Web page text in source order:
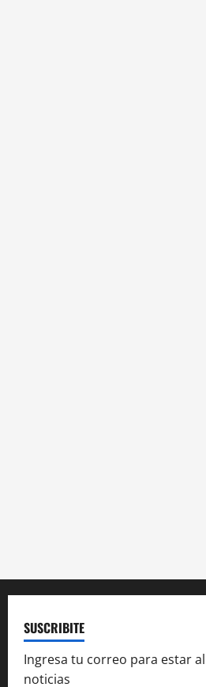
SUSCRIBITE
Ingresa tu correo para estar
noticias